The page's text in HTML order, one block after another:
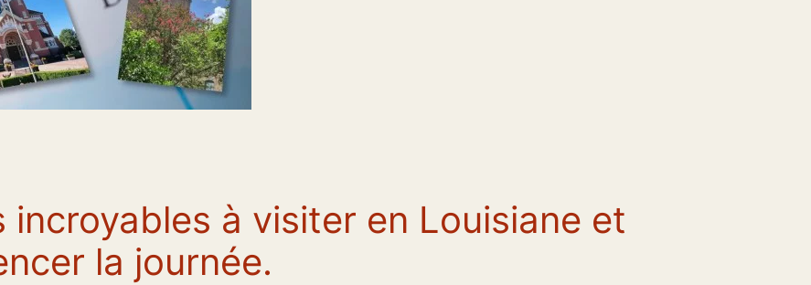
à visiter en Louisiane et
la journée.